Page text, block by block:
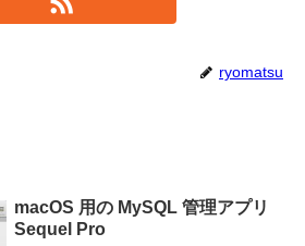
ryomatsu
macOS 用の MySQL 管理アプリ
Sequel Pro